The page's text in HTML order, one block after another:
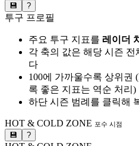
💾 ?
투구 프로필
주요 투구 지표를 레이더
각 축의 값은 해당 시즌 전
다
100에 가까울수록 상위권
록 좋은 지표는 역순 처리)
하단 시즌 범례를 클릭해
HOT & COLD ZONE 포수 시점
💾 ?